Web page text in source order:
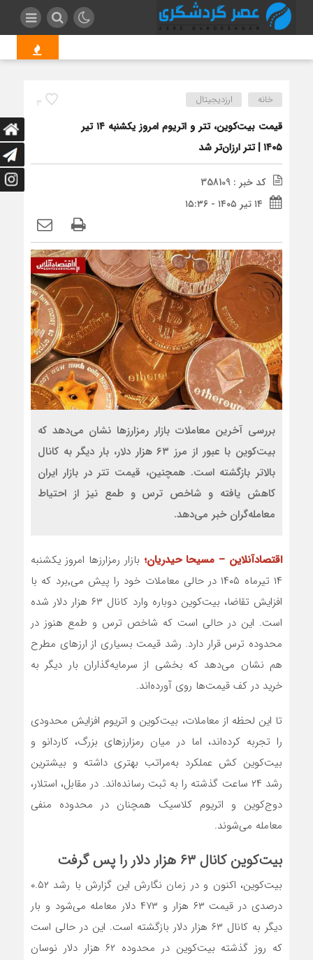
نقشه اپل
3 خانه ارزدیجیتال
قیمت بیت‌کوین، تتر و اتریوم امروز یکشنبه ۱۴ تیر
۱۴۰۵ | تتر ارزان‌تر شد
کد خبر : 358109
۱۴ تیر ۱۴۰۵ - ۱۵:۳۶
بررسی آخرین معاملات بازار رمزارزها نشان می‌دهد که
بیت‌کوین با عبور از مرز ۶۳ هزار دلار، بار دیگر به کانال
بالاتر بازگشته است. همچنین، قیمت تتر در بازار ایران
کاهش یافته و شاخص ترس و طمع نیز از احتیاط
معامله‌گران خبر می‌دهد.
اقتصادآنلاین – مسیحا حیدریان؛ بازار رمزارزها امروز یکشنبه
۱۴ تیرماه ۱۴۰۵ در حالی معاملات خود را پیش می٬برد که با
افزایش تقاضا، بیت‌کوین دوباره وارد کانال ۶۳ هزار دلار شده
است. این در حالی است که شاخص ترس و طمع هنوز در
محدوده ترس قرار دارد. رشد قیمت بسیاری از ارزهای مطرح
هم نشان می‌دهد که بخشی از سرمایه‌گذاران بار دیگر به
خرید در کف قیمت‌ها روی آورده‌اند.
تا این لحظه از معاملات، بیت‌کوین و اتریوم افزایش محدودی
را تجربه کرده‌اند، اما در میان رمزارز‌های بزرگ، کاردانو و
بیت‌کوین کش عملکرد به‌مراتب بهتری داشته و بیشترین
رشد ۲۴ ساعت گذشته را به ثبت رسانده‌اند. در مقابل، استلار،
دوج‌کوین و اتریوم کلاسیک همچنان در محدوده منفی
معامله می‌شوند.
بیت‌کوین کانال ۶۳ هزار دلار را پس گرفت
بیت‌کوین، اکنون و در زمان نگارش این گزارش با رشد ۰.۵۲
درصدی در قیمت ۶۳ هزار و ۴۷۳ دلار معامله می‌شود و بار
دیگر به کانال ۶۳ هزار دلار بازگشته است. این در حالی است
که روز گذشته بیت‌کوین در محدوده ۶۲ هزار دلار نوسان